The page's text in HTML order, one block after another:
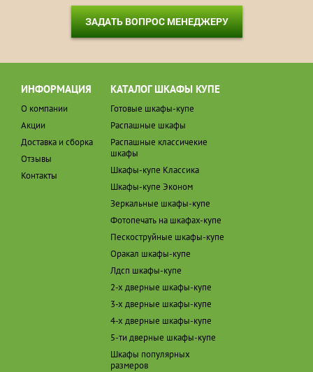
ЗАДАТЬ ВОПРОС МЕНЕДЖЕРУ
ИНФОРМАЦИЯ
О компании
Акции
Доставка и сборка
Отзывы
Контакты
КАТАЛОГ ШКАФЫ КУПЕ
Готовые шкафы-купе
Распашные шкафы
Распашные классичекие
шкафы
Шкафы-купе Классика
Шкафы-купе Эконом
Зеркальные шкафы-купе
Фотопечать на шкафах-купе
Пескоструйные шкафы-купе
Оракал шкафы-купе
Лдсп шкафы-купе
2-х дверные шкафы-купе
3-х дверные шкафы-купе
4-х дверные шкафы-купе
5-ти дверные шкафы-купе
Шкафы популярных
размеров